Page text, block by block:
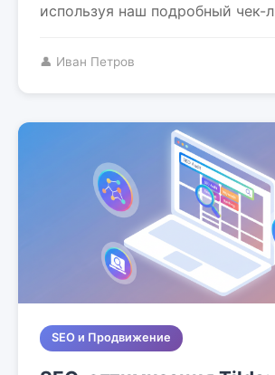
используя наш подробный чек-
👤 Иван Петров
SEO и Продвижение